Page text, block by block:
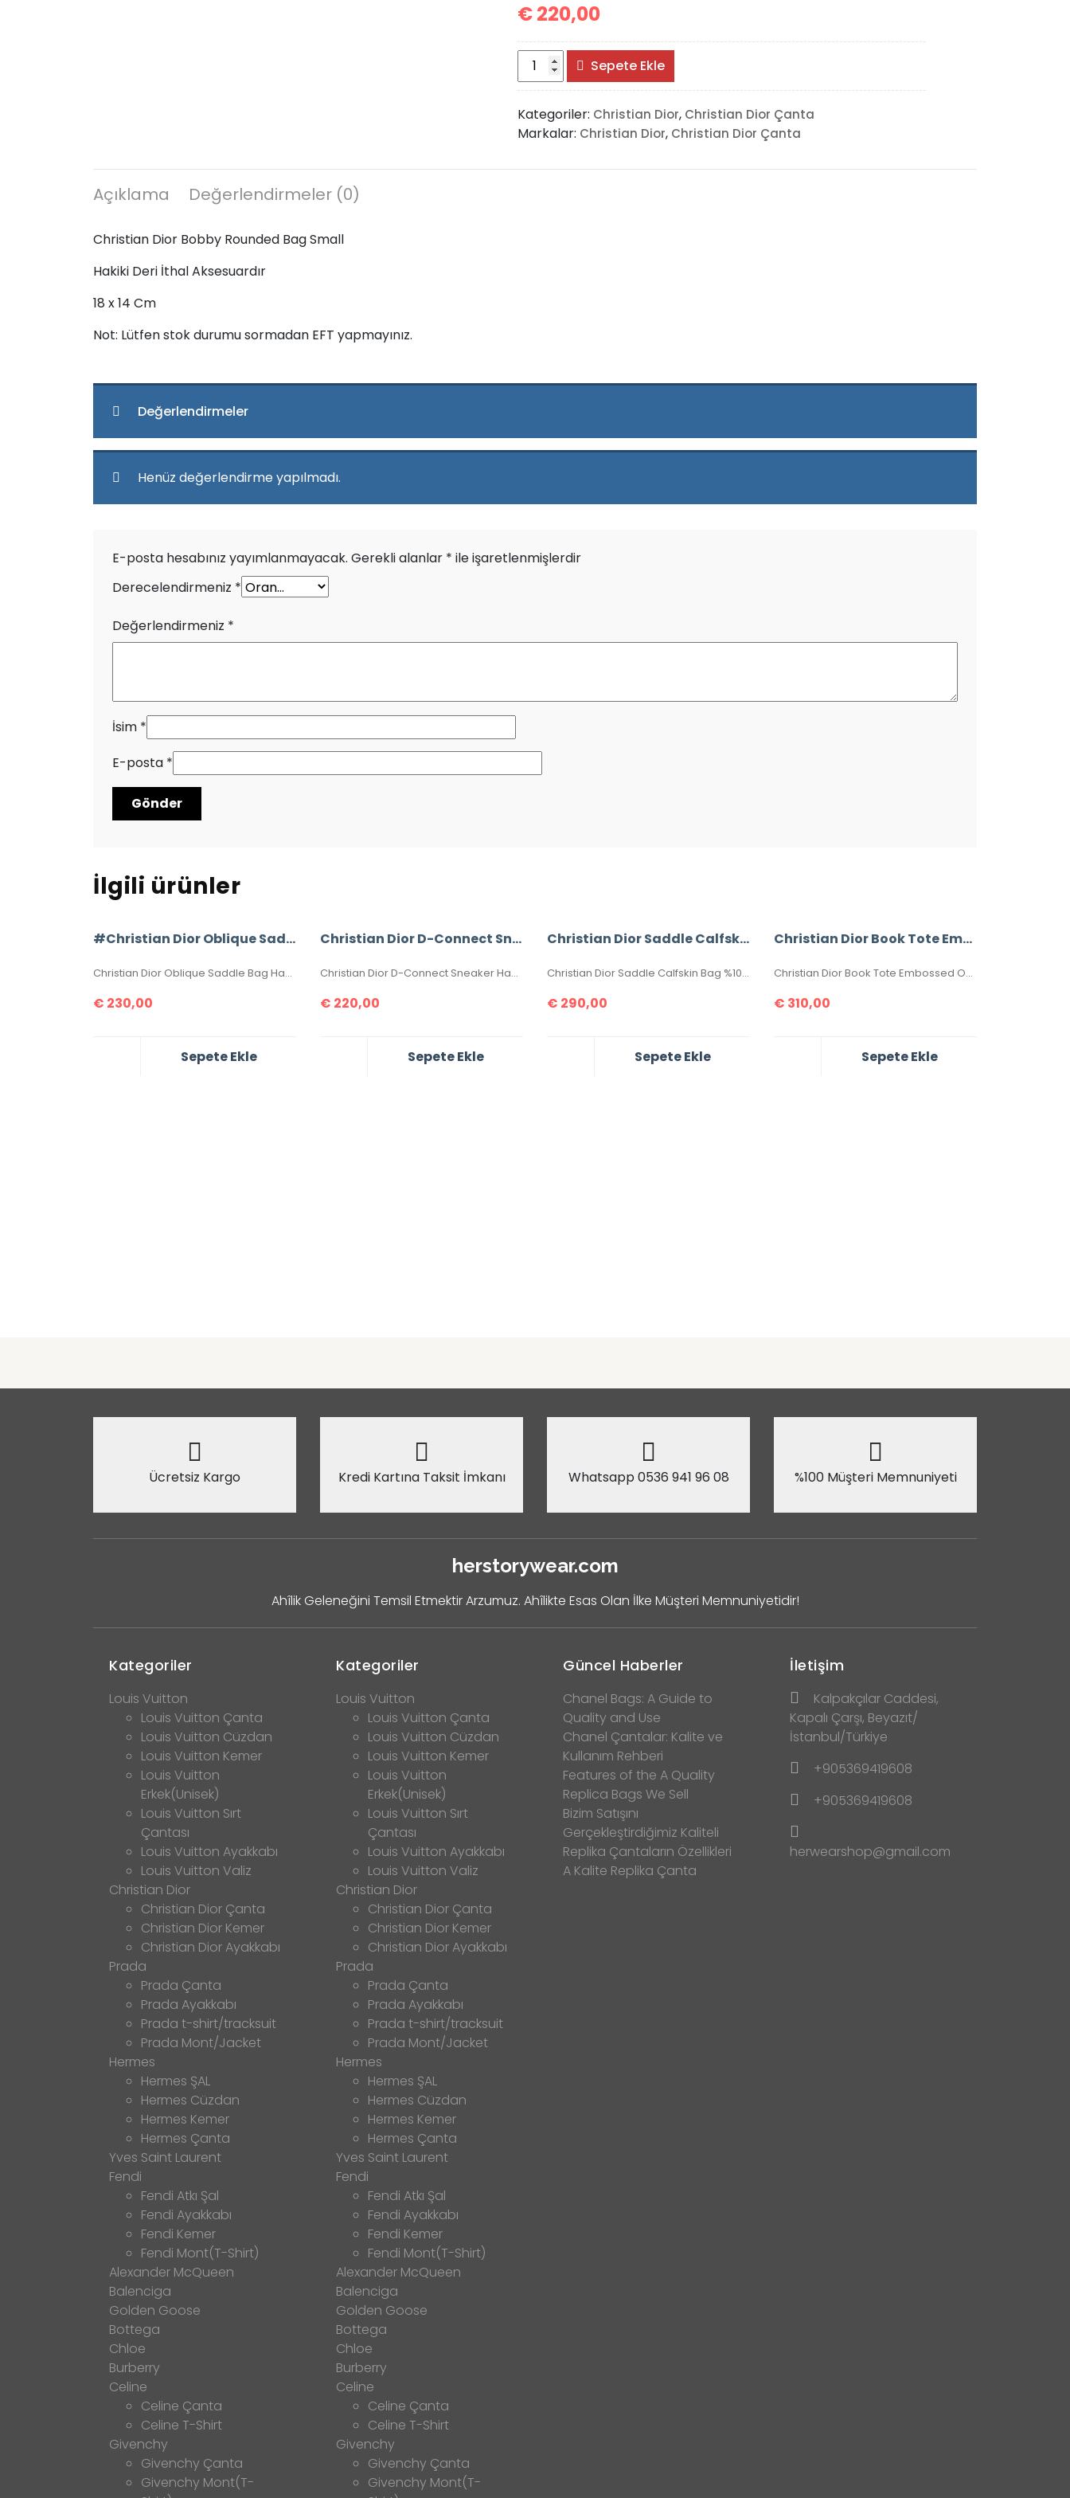
€220,00
Christian
Dior
Bobby
Rounded
Bag
adet
Sepete Ekle
Kategoriler: Christian Dior, Christian Dior Çanta
Markalar: Christian Dior, Christian Dior Çanta
Açıklama Değerlendirmeler (0)
Christian Dior Bobby Rounded Bag Small
Hakiki Deri İthal Aksesuardır
18 x 14 Cm
Not: Lütfen stok durumu sormadan EFT yapmayınız.
Değerlendirmeler
Henüz değerlendirme yapılmadı.
E-posta hesabınız yayımlanmayacak. Gerekli alanlar * ile işaretlenmişlerdir
Derecelendirmeniz *
Değerlendirmeniz *
İsim *
E-posta *
İlgili ürünler
#Christian Dior Oblique Saddle Bag
Christian Dior Oblique Saddle Bag Hakiki Deri. Aksesuarları eskitme, altın rengi, birinci sınıfdır, seri numaralıdır. Elde, kolda, omuzda veya çapraz taşımaya uygundur. Ebatı 25x20x6 cm dir. Kutulu, toz torbalı, sertifikalıdır. Uzun askı ile birlikte takımdır.
€ 230,00
Sepete Ekle
Christian Dior D-Connect Sneaker
Christian Dior D-Connect Sneaker Hakiki Deri İthal Ayakkabılar. Orijinaliyle birebir aynıdır. 36-37-38-39-40 numaralar mevcuttur. Standart kalıptır. Kutulu, toz torbalı, sertifikalıdır.
€ 220,00
Sepete Ekle
Christian Dior Saddle Calfskin Bag
Christian Dior Saddle Calfskin Bag %100 Hakiki Deri. Elde, kolda veya omuzda taşımaya uygundur. Yüksek kalite işçilikli, tamamen birebir üründür.Seri numaralıdır.Ebatı 25x20x6 cm dir. Kutulu, toz torbalı, sertifikalıdır.
€ 290,00
Sepete Ekle
Christian Dior Book Tote Embossed Oblique Bag
Christian Dior Book Tote Embossed Oblique Bag %100 Hakiki Deri. En üst kalite, birebir üründür.Ebatı 41×32 cm dir.Toz torbalı ve sertifikalıdır.
€ 310,00
Sepete Ekle
Ücretsiz Kargo Kredi Kartına Taksit İmkanı Whatsapp 0536 941 96 08 %100 Müşteri Memnuniyeti
herstorywear.com
Ahîlik Geleneğini Temsil Etmektir Arzumuz. Ahîlikte Esas Olan İlke Müşteri Memnuniyetidir!
Kategoriler
Louis Vuitton
Louis Vuitton Çanta
Louis Vuitton Cüzdan
Louis Vuitton Kemer
Louis Vuitton
Erkek(Unisek)
Louis Vuitton Sırt
Çantası
Louis Vuitton Ayakkabı
Louis Vuitton Valiz
Christian Dior
Christian Dior Çanta
Christian Dior Kemer
Christian Dior Ayakkabı
Prada
Prada Çanta
Prada Ayakkabı
Prada t-shirt/tracksuit
Prada Mont/Jacket
Hermes
Hermes ŞAL
Hermes Cüzdan
Hermes Kemer
Hermes Çanta
Yves Saint Laurent
Fendi
Fendi Atkı Şal
Fendi Ayakkabı
Fendi Kemer
Fendi Mont(T-Shirt)
Alexander McQueen
Balenciga
Golden Goose
Bottega
Chloe
Burberry
Celine
Celine Çanta
Celine T-Shirt
Givenchy
Givenchy Çanta
Givenchy Mont(T-
Kategoriler
Louis Vuitton
Louis Vuitton Çanta
Louis Vuitton Cüzdan
Louis Vuitton Kemer
Louis Vuitton
Erkek(Unisek)
Louis Vuitton Sırt
Çantası
Louis Vuitton Ayakkabı
Louis Vuitton Valiz
Christian Dior
Christian Dior Çanta
Christian Dior Kemer
Christian Dior Ayakkabı
Prada
Prada Çanta
Prada Ayakkabı
Prada t-shirt/tracksuit
Prada Mont/Jacket
Hermes
Hermes ŞAL
Hermes Cüzdan
Hermes Kemer
Hermes Çanta
Yves Saint Laurent
Fendi
Fendi Atkı Şal
Fendi Ayakkabı
Fendi Kemer
Fendi Mont(T-Shirt)
Alexander McQueen
Balenciga
Golden Goose
Bottega
Chloe
Burberry
Celine
Celine Çanta
Celine T-Shirt
Givenchy
Givenchy Çanta
Givenchy Mont(T-
Güncel Haberler
Chanel Bags: A Guide to
Quality and Use
Chanel Çantalar: Kalite ve
Kullanım Rehberi
Features of the A Quality
Replica Bags We Sell
Bizim Satışını
Gerçekleştirdiğimiz Kaliteli
Replika Çantaların Özellikleri
A Kalite Replika Çanta
İletişim
Kalpakçılar Caddesi,
Kapalı Çarşı, Beyazıt/
İstanbul/Türkiye
+905369419608
+905369419608
herwearshop@gmail.com